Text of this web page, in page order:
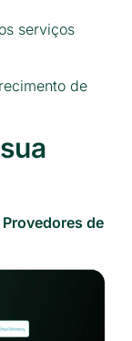
serviços
de
Provedores de